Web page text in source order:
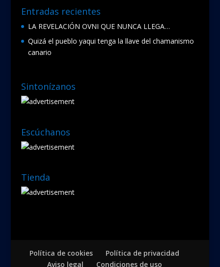
Entradas recientes
LA REVELACIÓN OVNI QUE NUNCA LLEGA…
Quizá el pueblo yaqui tenga la llave del chamanismo
canario
Sintonízanos
Escúchanos
Tienda
Política de cookies
Política de privacidad
Aviso legal
Condiciones de uso